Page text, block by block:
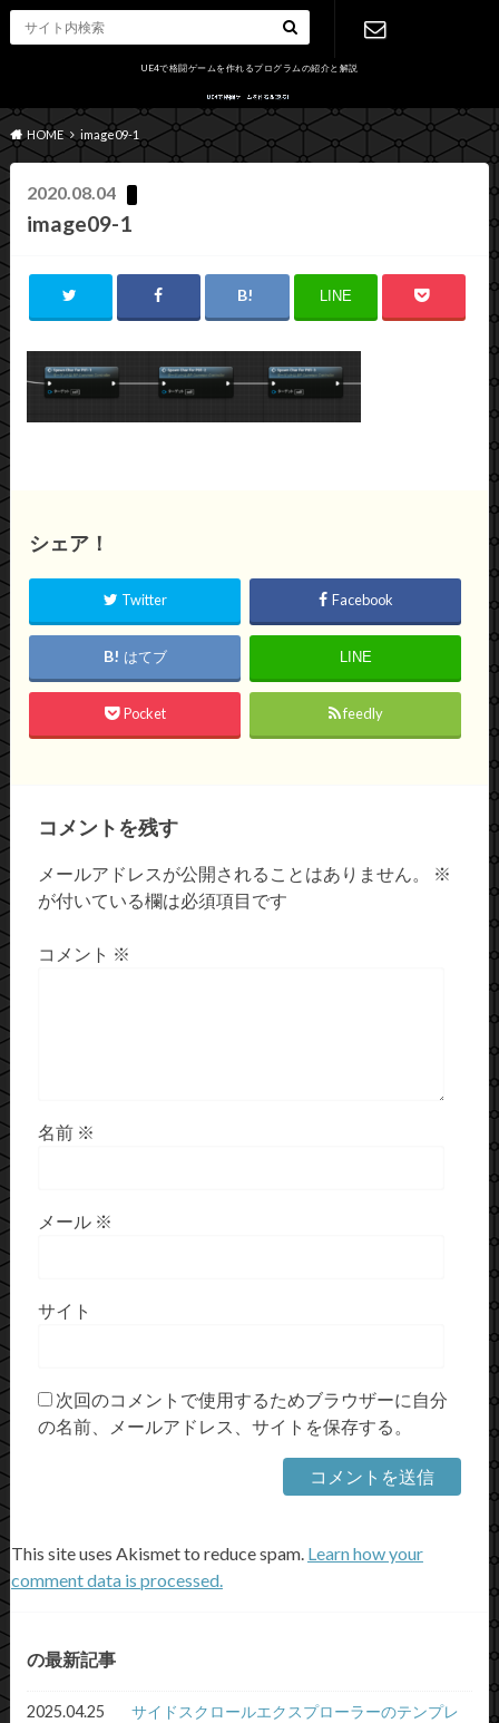
UE4で格闘ゲームを作れるプログラムの紹介と解説
せ
HOME image09-1
2020.08.04
image09-1
LINE
シェア！
Twitter Facebook
はてブ LINE
Pocket feedly
コメントを残す
メールアドレスが公開されることはありません。
※
が付いている欄は必須項目です
コメント ※
名前 ※
メール ※
サイト
次回のコメントで使用するためブラウザーに自分
の名前、メールアドレス、サイトを保存する。
This site uses Akismet to reduce spam. Learn how your
comment data is processed.
の最新記事
2025.04.25
サイドスクロールエクスプローラーのテンプレ